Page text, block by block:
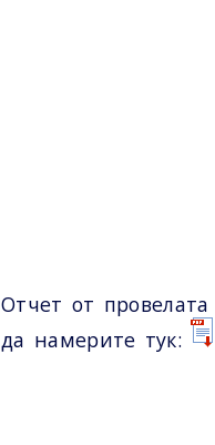
Отчет от
да намерите тук: